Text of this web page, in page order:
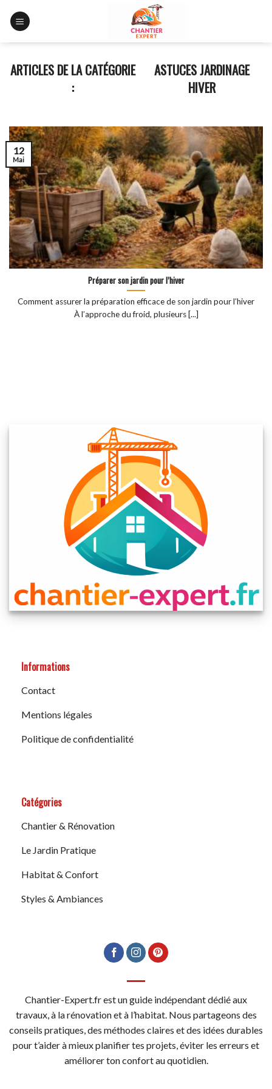
ASTUCES JARDINAGE
HIVER
Préparer son jardin pour l’hiver
Comment assurer la préparation efficace de son jardin pour l’hiver
À l’approche du froid, plusieurs [...]
12
Mai
Informations
Contact
Mentions légales
Politique de confidentialité
Catégories
Chantier & Rénovation
Le Jardin Pratique
Habitat & Confort
Styles & Ambiances
Chantier-Expert.fr est un guide indépendant dédié aux
travaux, à la rénovation et à l’habitat. Nous partageons des
conseils pratiques, des méthodes claires et des idées durables
pour t’aider à mieux planifier tes projets, éviter les erreurs et
améliorer ton confort au quotidien.